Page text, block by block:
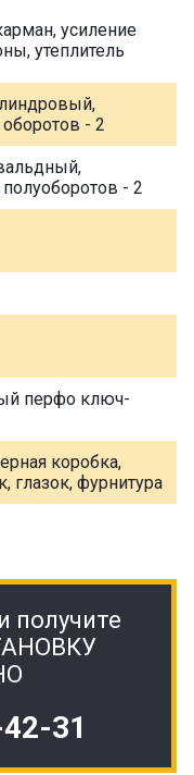
усиление
утеплитель
- 2
- 2
перфо ключ-
коробка,
глазок, фурнитура
получите
31